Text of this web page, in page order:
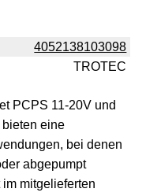
4052138103098
TROTEC
PCPS 11-20V und
eine
bei denen
abgepumpt
mitgelieferten